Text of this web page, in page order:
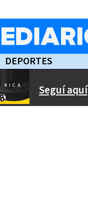
DEPORTES
Seguí aquí